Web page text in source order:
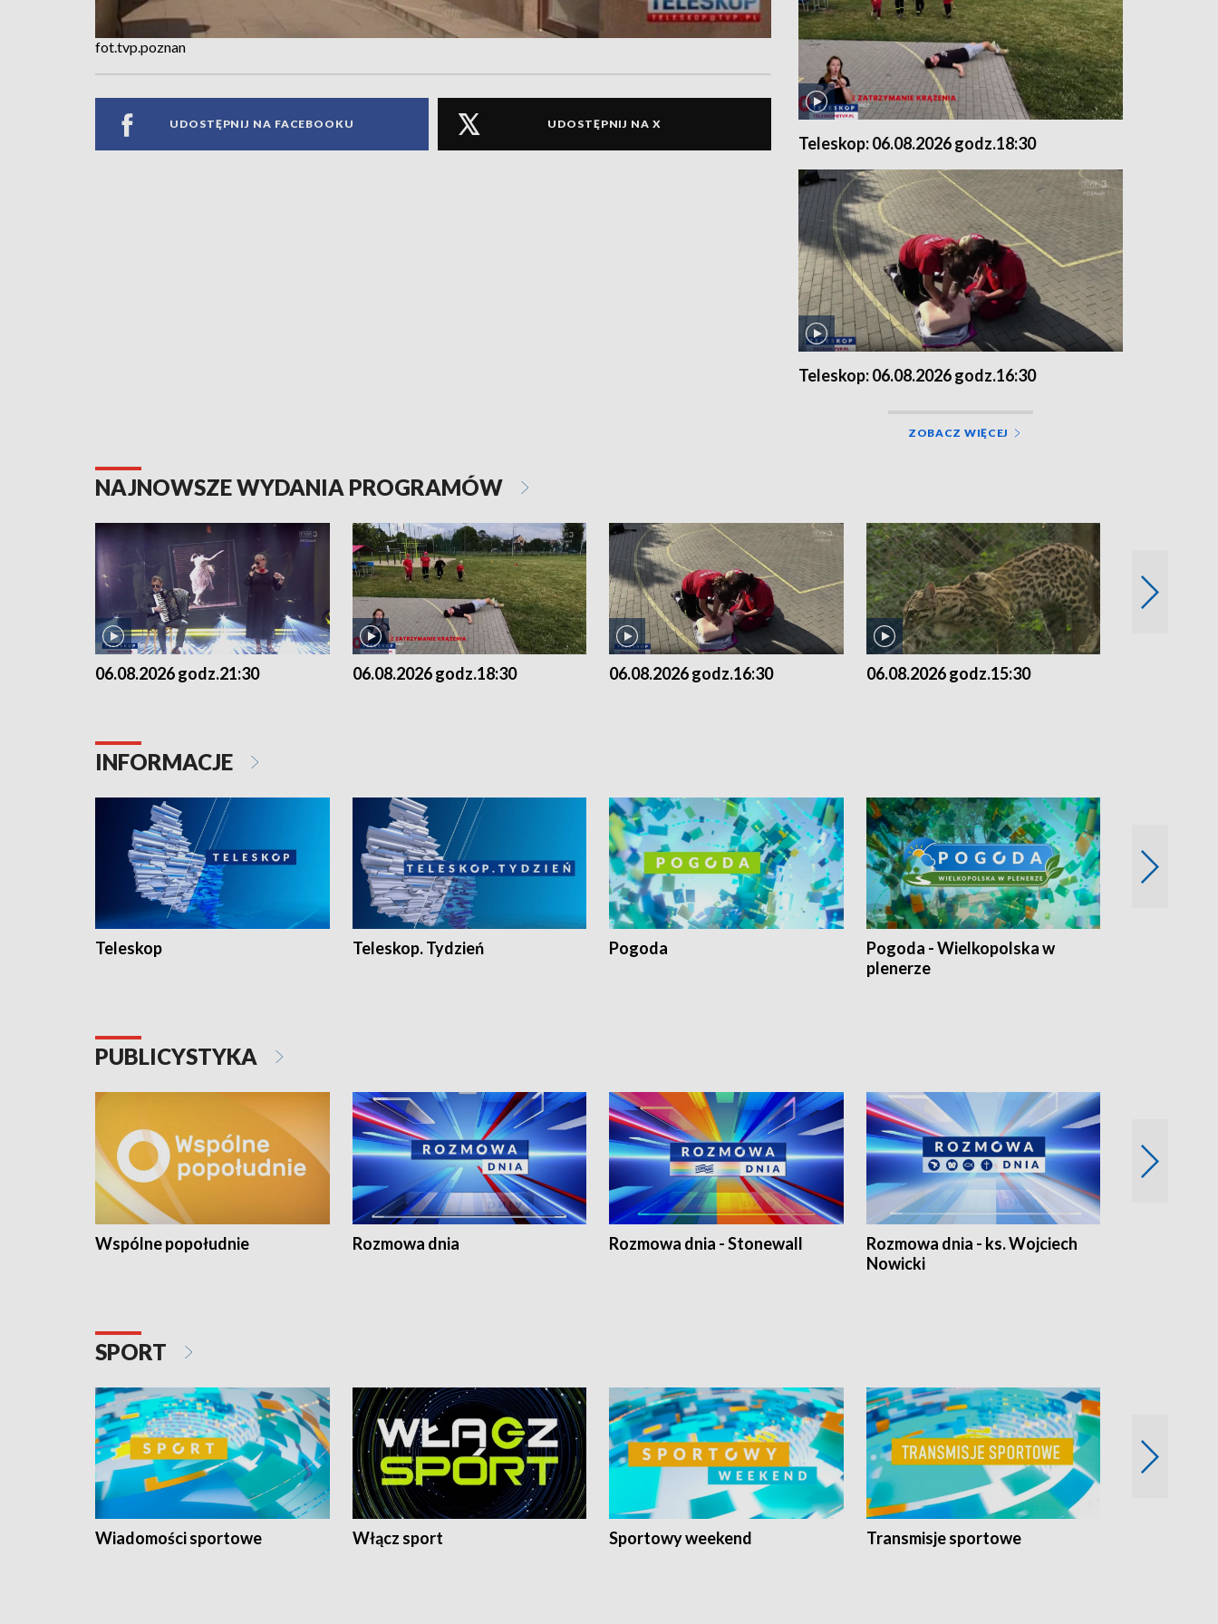
fot.tvp.poznan
UDOSTĘPNIJ NA FACEBOOKU UDOSTĘPNIJ NA X
Teleskop: 06.08.2026 godz.18:30
Teleskop: 06.08.2026 godz.16:30
ZOBACZ WIĘCEJ
NAJNOWSZE WYDANIA PROGRAMÓW
06.08.2026 godz.21:30 06.08.2026 godz.18:30 06.08.2026 godz.16:30 06.08.2026 godz.15:30
INFORMACJE
Teleskop Teleskop. Tydzień Pogoda
Pogoda - Wielkopolska w
plenerze
PUBLICYSTYKA
Wspólne popołudnie Rozmowa dnia Rozmowa dnia - Stonewall
Rozmowa dnia - ks. Wojciech
Nowicki
SPORT
Wiadomości sportowe Włącz sport Sportowy weekend Transmisje sportowe